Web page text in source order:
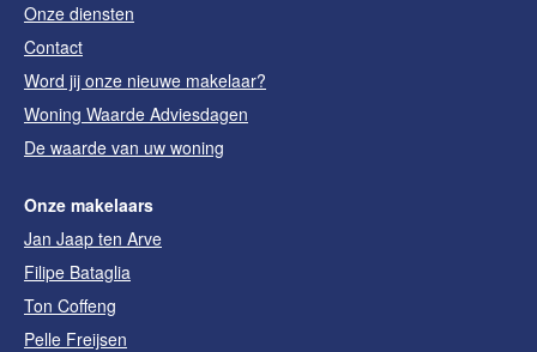
Onze diensten
Contact
Word jij onze nieuwe makelaar?
Woning Waarde Adviesdagen
De waarde van uw woning
Onze makelaars
Jan Jaap ten Arve
Filipe Bataglia
Ton Coffeng
Pelle Freijsen